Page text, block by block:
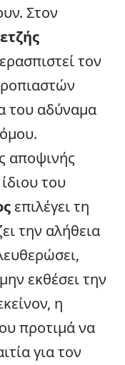
Στον
τον
του αδύναμα
αποψινής
του
επιλέγει τη
την αλήθεια
εκθέσει την
η
προτιμά να
για τον